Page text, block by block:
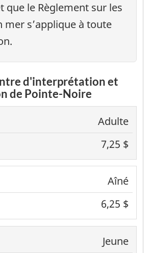
que le Règlement sur les
mer s’applique à toute
d'interprétation et
de Pointe-Noire
Adulte
7,25 $
Aîné
6,25 $
Jeune